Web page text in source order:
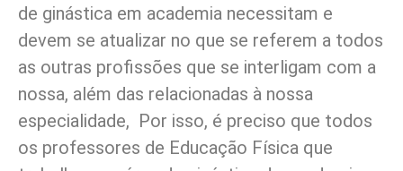
de ginástica em academia necessitam e
devem se atualizar no que se referem a todos
as outras profissões que se interligam com a
nossa, além das relacionadas à nossa
especialidade, Por isso, é preciso que todos
os professores de Educação Física que